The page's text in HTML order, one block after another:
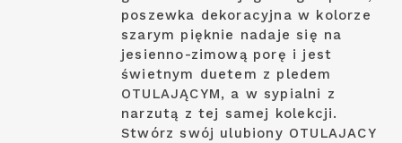
poszewka dekoracyjna w kolorze
szarym pięknie nadaje się na
jesienno-zimową porę i jest
świetnym duetem z pledem
OTULAJĄCYM, a w sypialni z
narzutą z tej samej kolekcji.
Stwórz swój ulubiony OTULAJACY